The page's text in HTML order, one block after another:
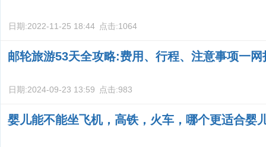
日期:2022-11-25 18:44 点击:1064
邮轮旅游53天全攻略:费用、行程、注意事项一网
日期:2024-09-23 13:59 点击:983
婴儿能不能坐飞机，高铁，火车，哪个更适合婴